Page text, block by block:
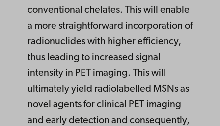
conventional chelates. This will enable
a more straightforward incorporation of
radionuclides with higher efficiency,
thus leading to increased signal
intensity in PET imaging. This will
ultimately yield radiolabelled MSNs as
novel agents for clinical PET imaging
and early detection and consequently,